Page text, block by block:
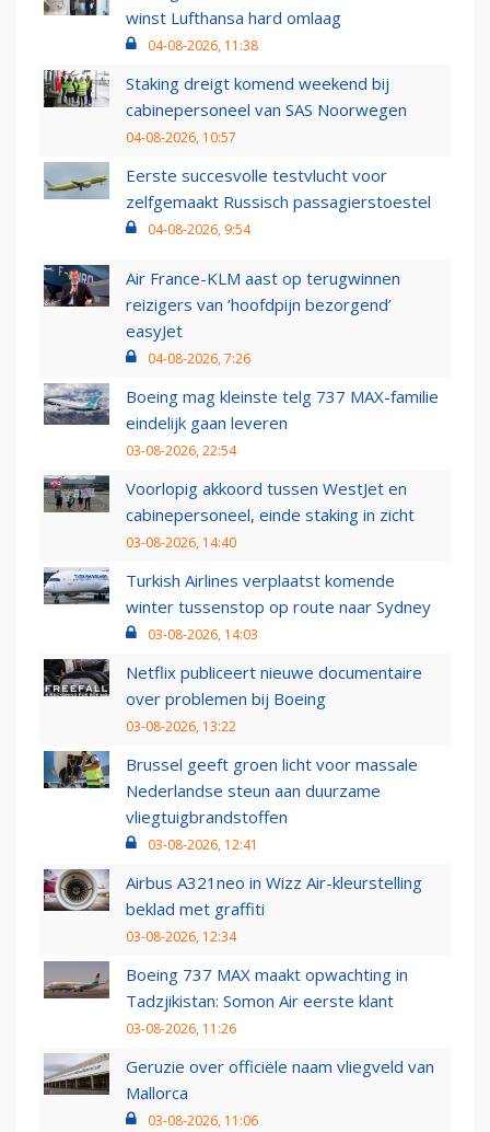
winst Lufthansa hard omlaag
04-08-2026, 11:38
Staking dreigt komend weekend bij
cabinepersoneel van SAS Noorwegen
04-08-2026, 10:57
Eerste succesvolle testvlucht voor
zelfgemaakt Russisch passagierstoestel
04-08-2026, 9:54
Air France-KLM aast op terugwinnen
reizigers van ‘hoofdpijn bezorgend’
easyJet
04-08-2026, 7:26
Boeing mag kleinste telg 737 MAX-familie
eindelijk gaan leveren
03-08-2026, 22:54
Voorlopig akkoord tussen WestJet en
cabinepersoneel, einde staking in zicht
03-08-2026, 14:40
Turkish Airlines verplaatst komende
winter tussenstop op route naar Sydney
03-08-2026, 14:03
Netflix publiceert nieuwe documentaire
over problemen bij Boeing
03-08-2026, 13:22
Brussel geeft groen licht voor massale
Nederlandse steun aan duurzame
vliegtuigbrandstoffen
03-08-2026, 12:41
Airbus A321neo in Wizz Air-kleurstelling
beklad met graffiti
03-08-2026, 12:34
Boeing 737 MAX maakt opwachting in
Tadzjikistan: Somon Air eerste klant
03-08-2026, 11:26
Geruzie over officiële naam vliegveld van
Mallorca
03-08-2026, 11:06